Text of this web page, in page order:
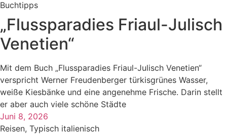
Buchtipps
„Flussparadies Friaul-Julisch
Venetien“
Mit dem Buch „Flussparadies Friaul-Julisch Venetien“
verspricht Werner Freudenberger türkisgrünes Wasser,
weiße Kiesbänke und eine angenehme Frische. Darin stellt
er aber auch viele schöne Städte
Juni 8, 2026
Reisen, Typisch italienisch